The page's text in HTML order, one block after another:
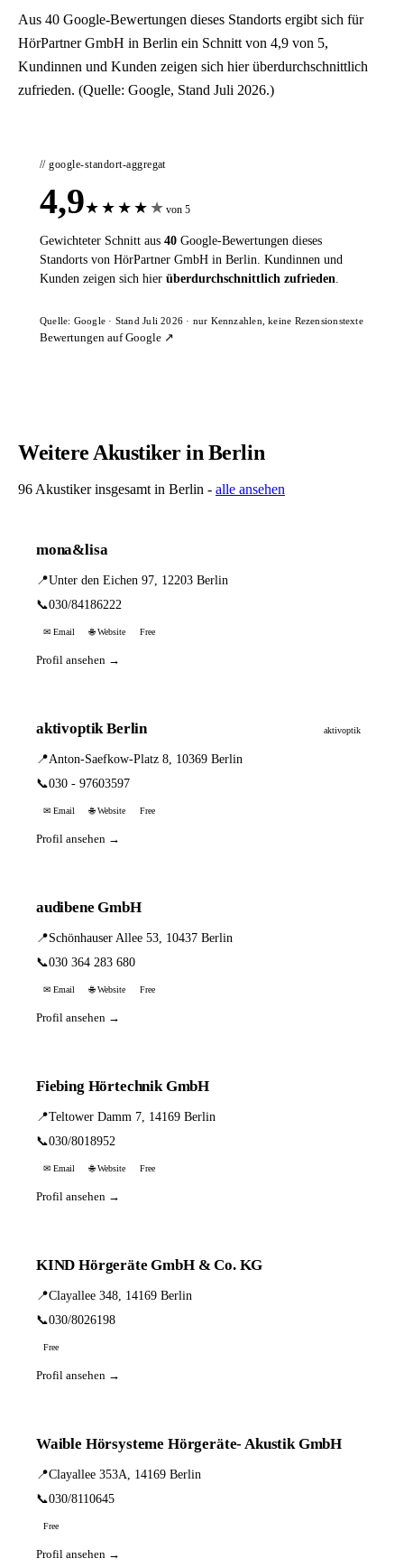
Aus 40 Google-Bewertungen dieses Standorts ergibt sich für
HörPartner GmbH in Berlin ein Schnitt von 4,9 von 5,
Kundinnen und Kunden zeigen sich hier überdurchschnittlich
zufrieden. (Quelle: Google, Stand Juli 2026.)
// google-standort-aggregat
4,9★ ★ ★ ★ ★ von 5
Gewichteter Schnitt aus 40 Google-Bewertungen dieses
Standorts von HörPartner GmbH in Berlin. Kundinnen und
Kunden zeigen sich hier überdurchschnittlich zufrieden.
Quelle: Google · Stand Juli 2026 · nur Kennzahlen, keine Rezensionstexte
Bewertungen auf Google ↗
Weitere Akustiker in Berlin
96 Akustiker insgesamt in Berlin - alle ansehen
mona&lisa
📍Unter den Eichen 97, 12203 Berlin
📞030/84186222
✉ Email 🌐 Website Free
Profil ansehen →
aktivoptik Berlin aktivoptik
📍Anton-Saefkow-Platz 8, 10369 Berlin
📞030 - 97603597
✉ Email 🌐 Website Free
Profil ansehen →
audibene GmbH
📍Schönhauser Allee 53, 10437 Berlin
📞030 364 283 680
✉ Email 🌐 Website Free
Profil ansehen →
Fiebing Hörtechnik GmbH
📍Teltower Damm 7, 14169 Berlin
📞030/8018952
✉ Email 🌐 Website Free
Profil ansehen →
KIND Hörgeräte GmbH & Co. KG
📍Clayallee 348, 14169 Berlin
📞030/8026198
Free
Profil ansehen →
Waible Hörsysteme Hörgeräte- Akustik GmbH
📍Clayallee 353A, 14169 Berlin
📞030/8110645
Free
Profil ansehen →